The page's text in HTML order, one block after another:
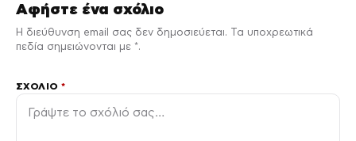
Αφήστε ένα σχόλιο
Η διεύθυνση email σας δεν δημοσιεύεται. Τα υποχρεωτικά
πεδία σημειώνονται με *.
ΣΧΌΛΙΟ*